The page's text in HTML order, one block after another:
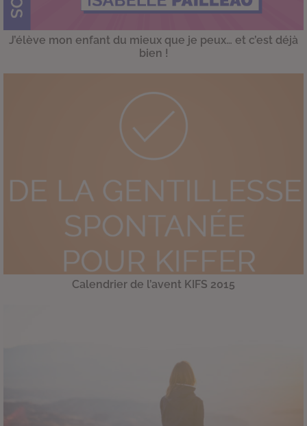
J’élève mon enfant du mieux que je peux… et c’est déjà
bien !
Calendrier de l’avent KIFS 2015